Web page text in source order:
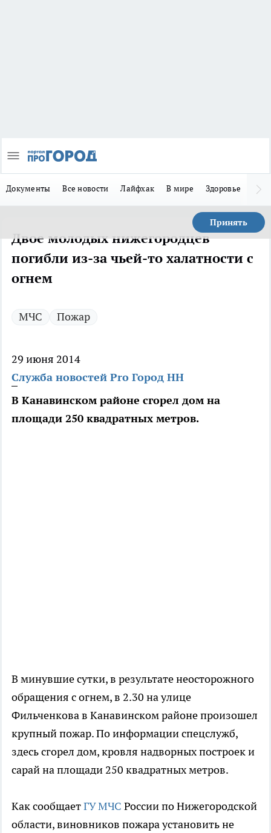
Документы Все новости Лайфхак В мире Здоровье
Принять
Двое молодых нижегородцев
погибли из-за чьей-то халатности с
огнем
МЧС Пожар
29 июня 2014
Служба новостей Pro Город НН
В Канавинском районе сгорел дом на
площади 250 квадратных метров.
В минувшие сутки, в результате неосторожного
обращения с огнем, в 2.30 на улице
Фильченкова в Канавинском районе произошел
крупный пожар. По информации спецслужб,
здесь сгорел дом, кровля надворных построек и
сарай на площади 250 квадратных метров.
Как сообщаетГУ МЧС России по Нижегородской
области, виновников пожара установить не